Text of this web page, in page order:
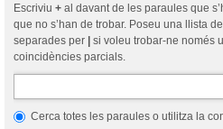
Escriviu + al davant de les paraules que
que no s’han de trobar. Poseu una llista
separades per | si voleu trobar-ne només
coincidències parcials.
Cerca totes les paraules o utilitza la